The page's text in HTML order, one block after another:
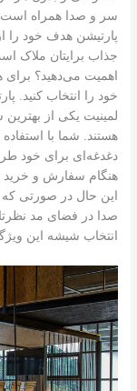
سر و صدا همراه است.
پارتیشن هدف خود را
جذاب برایتان ملاک
اهمیت می‌دهید؟ برای
خود را انتخاب کنید.
لمینیت یکی از
هستند. شما با
دغدغه‌ای برای خود
هنگام سفارش و خرید
این حال در صورتی که
صدا در فضای مد
انتخاب شیشه این